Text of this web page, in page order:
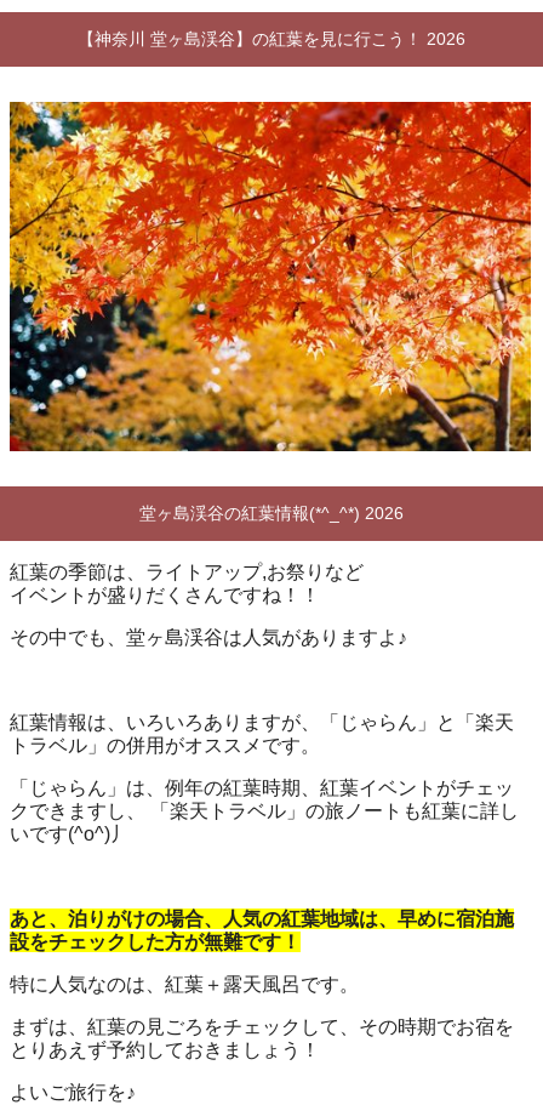
【神奈川 堂ヶ島渓谷】の紅葉を見に行こう！ 2026
堂ヶ島渓谷の紅葉情報(*^_^*) 2026
紅葉の季節は、ライトアップ,お祭りなど
イベントが盛りだくさんですね！！
その中でも、堂ヶ島渓谷は人気がありますよ♪
紅葉情報は、いろいろありますが、「じゃらん」と「楽天
トラベル」の併用がオススメです。
「じゃらん」は、例年の紅葉時期、紅葉イベントがチェッ
クできますし、 「楽天トラベル」の旅ノートも紅葉に詳し
いです(^o^)丿
あと、泊りがけの場合、人気の紅葉地域は、早めに宿泊施
設をチェックした方が無難です！
特に人気なのは、紅葉＋露天風呂です。
まずは、紅葉の見ごろをチェックして、その時期でお宿を
とりあえず予約しておきましょう！
よいご旅行を♪